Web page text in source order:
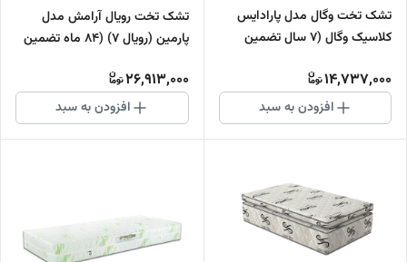
تشک تخت وگال مدل پارادایس
کلاسیک وگال (7 سال تضمین
14,737,000
افزودن به سبد
تشک تخت رویال آرامش مدل
پارمین (رویال 7) (84 ماه تضمین
26,913,000
افزودن به سبد